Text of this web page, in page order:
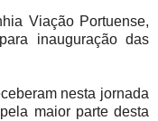
Viação Portuense,
inauguração das
nesta jornada
maior parte desta